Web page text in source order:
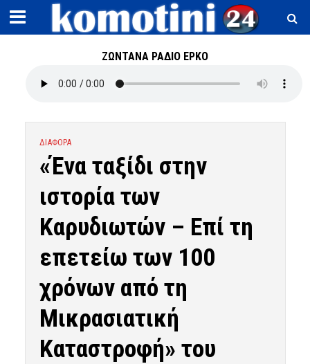
ΖΩΝΤΑΝΑ ΡΑΔΙΟ ΕΡΚΟ
ΔΙΑΦΟΡΑ
«Ένα ταξίδι στην
ιστορία των
Καρυδιωτών – Επί τη
επετείω των 100
χρόνων από τη
Μικρασιατική
Καταστροφή» του